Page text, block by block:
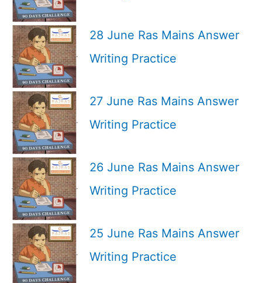
28 June Ras Mains Answer
Writing Practice
27 June Ras Mains Answer
Writing Practice
26 June Ras Mains Answer
Writing Practice
25 June Ras Mains Answer
Writing Practice